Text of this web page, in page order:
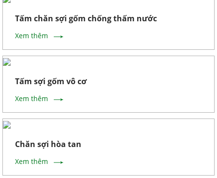
Tấm chăn sợi gốm chống thấm nước
Xem thêm
Tấm sợi gốm vô cơ
Xem thêm
Chăn sợi hòa tan
Xem thêm